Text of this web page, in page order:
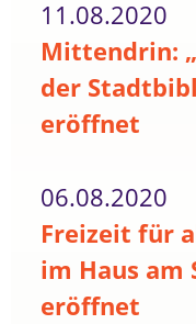
11.08.2020
Mittendrin:
der
eröffnet
06.08.2020
Freizeit für
im Haus am
eröffnet